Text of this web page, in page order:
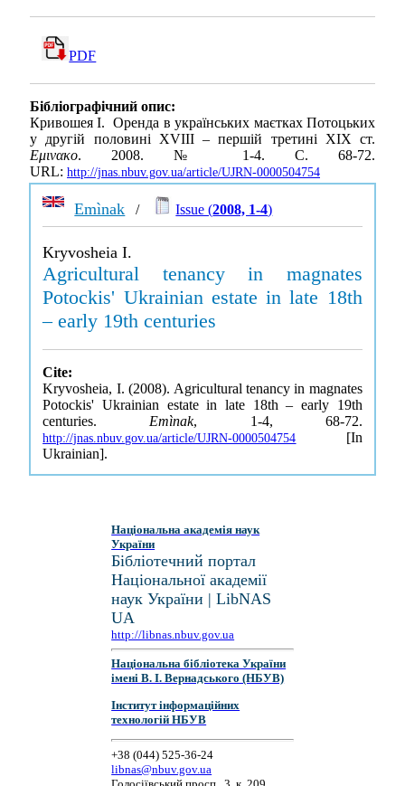
PDF
Бібліографічний опис:
Кривошея І. Оренда в українських маєтках Потоцьких
у другій половині ХVIII – першій третині ХІХ ст.
Εμινακο. 2008. № 1-4. С. 68-72.
URL: http://jnas.nbuv.gov.ua/article/UJRN-0000504754
Emìnak / Issue (2008, 1-4)
Kryvosheia I.
Agricultural tenancy in magnates
Potockis' Ukrainian estate in late 18th
– early 19th centuries
Cite:
Kryvosheia, I. (2008). Agricultural tenancy in magnates
Potockis' Ukrainian estate in late 18th – early 19th
centuries. Emìnak, 1-4, 68-72.
http://jnas.nbuv.gov.ua/article/UJRN-0000504754 [In
Ukrainian].
Національна академія наук
України
Бібліотечний портал
Національної академії
наук України | LibNAS
UA
http://libnas.nbuv.gov.ua
Національна бібліотека України
імені В. І. Вернадського (НБУВ)
Інститут інформаційних
технологій НБУВ
+38 (044) 525-36-24
libnas@nbuv.gov.ua